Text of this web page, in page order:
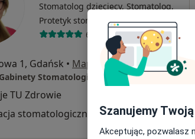
Stomatolog dziecięcy, Stomatolog,
Protetyk stomatologiczny·Więcej
67 opinii
1, Gdańsk • Mapa
Stomatologiczne
TU Zdrowie
stomatologiczna
od 150 zł
Szanujemy
Akceptując, pozwalasz